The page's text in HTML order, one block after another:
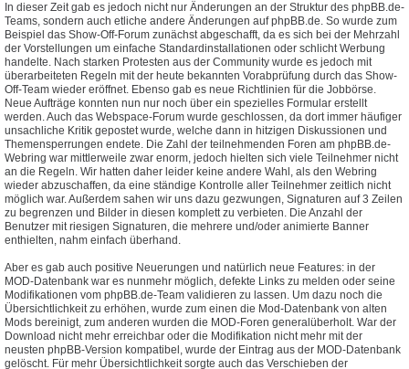
In dieser Zeit gab es jedoch nicht nur Änderungen an der Struktur des phpBB.de-
Teams, sondern auch etliche andere Änderungen auf phpBB.de. So wurde zum
Beispiel das Show-Off-Forum zunächst abgeschafft, da es sich bei der Mehrzahl
der Vorstellungen um einfache Standardinstallationen oder schlicht Werbung
handelte. Nach starken Protesten aus der Community wurde es jedoch mit
überarbeiteten Regeln mit der heute bekannten Vorabprüfung durch das Show-
Off-Team wieder eröffnet. Ebenso gab es neue Richtlinien für die Jobbörse.
Neue Aufträge konnten nun nur noch über ein spezielles Formular erstellt
werden. Auch das Webspace-Forum wurde geschlossen, da dort immer häufiger
unsachliche Kritik gepostet wurde, welche dann in hitzigen Diskussionen und
Themensperrungen endete. Die Zahl der teilnehmenden Foren am phpBB.de-
Webring war mittlerweile zwar enorm, jedoch hielten sich viele Teilnehmer nicht
an die Regeln. Wir hatten daher leider keine andere Wahl, als den Webring
wieder abzuschaffen, da eine ständige Kontrolle aller Teilnehmer zeitlich nicht
möglich war. Außerdem sahen wir uns dazu gezwungen, Signaturen auf 3 Zeilen
zu begrenzen und Bilder in diesen komplett zu verbieten. Die Anzahl der
Benutzer mit riesigen Signaturen, die mehrere und/oder animierte Banner
enthielten, nahm einfach überhand.
Aber es gab auch positive Neuerungen und natürlich neue Features: in der
MOD-Datenbank war es nunmehr möglich, defekte Links zu melden oder seine
Modifikationen vom phpBB.de-Team validieren zu lassen. Um dazu noch die
Übersichtlichkeit zu erhöhen, wurde zum einen die Mod-Datenbank von alten
Mods bereinigt, zum anderen wurden die MOD-Foren generalüberholt. War der
Download nicht mehr erreichbar oder die Modifikation nicht mehr mit der
neusten phpBB-Version kompatibel, wurde der Eintrag aus der MOD-Datenbank
gelöscht. Für mehr Übersichtlichkeit sorgte auch das Verschieben der